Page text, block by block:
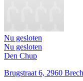
Nu gesloten
Nu gesloten
Den Chup
Brugstraat 6, 2960